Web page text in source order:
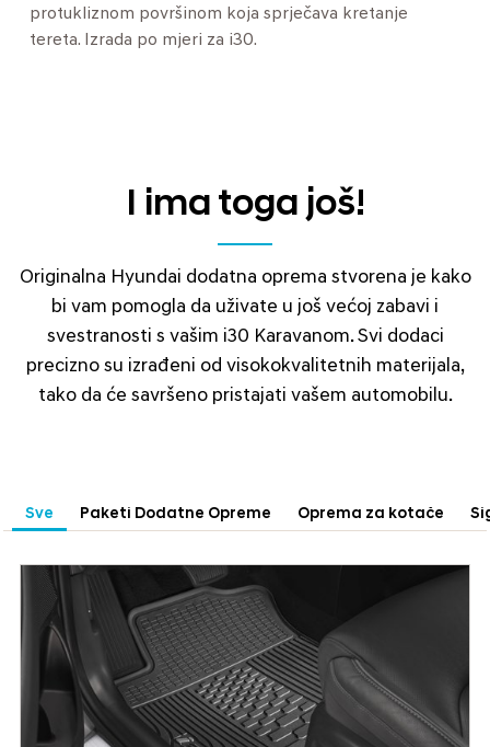
protukliznom površinom koja sprječava kretanje
tereta. Izrada po mjeri za i30.
I ima toga još!
Originalna Hyundai dodatna oprema stvorena je kako
bi vam pomogla da uživate u još većoj zabavi i
svestranosti s vašim i30 Karavanom. Svi dodaci
precizno su izrađeni od visokokvalitetnih materijala,
tako da će savršeno pristajati vašem automobilu.
Sve Paketi Dodatne Opreme Oprema za kotače